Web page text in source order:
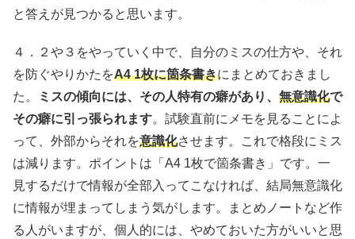
と答えが見つかると思います。
４．２や３をやっていく中で、自分のミスの仕方や、それ
を防ぐやりかたをA4 1枚に箇条書きにまとめておきまし
た。
ミスの傾向には、その人特有の癖があり、 無意識化で
その癖に引っ張られます。試験直前にメモを見ることによ
って、外部からそれを意識化させます。これで格段にミス
は減ります。ポイントは「A4 1枚で箇条書き」です。一
見するだけで情報が全部入ってこなければ、結局無意識化
に情報が埋まってしまう気がします。まとめノートなど作
る人がいますが、個人的には、やめておいた方がいいと思